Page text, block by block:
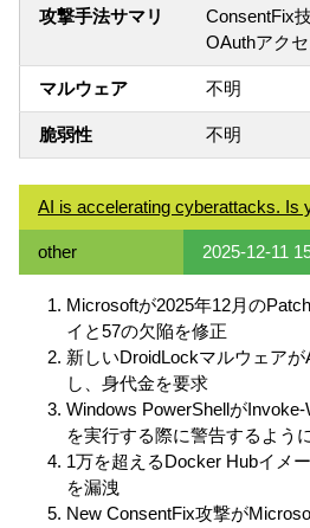
攻撃手法サマリ
ConsentFix
OAuthアク
マルウェア 不明
脆弱性 不明
AI is accelerating cyberattacks. Is
other 2025-12-11
Microsoftが2025年12月の
イと57の欠陥を修正
新しいDroidLockマルウェア
し、身代金を要求
Windows PowerShellが
を実行する際に警告するよう
1万を超えるDocker Hubイメ
を漏洩
New ConsentFix攻撃が